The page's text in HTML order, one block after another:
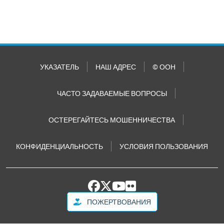
УКАЗАТЕЛЬ НАШ АДРЕС © ООН
ЧАСТО ЗАДАВАЕМЫЕ ВОПРОСЫ
ОСТЕРЕГАЙТЕСЬ МОШЕННИЧЕСТВА
КОНФИДЕНЦИАЛЬНОСТЬ УСЛОВИЯ ПОЛЬЗОВАНИЯ
ПОЖЕРТВОВАНИЯ